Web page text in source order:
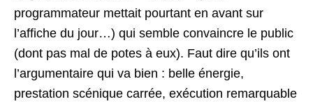
programmateur mettait pourtant en avant sur
l’affiche du jour…) qui semble convaincre le public
(dont pas mal de potes à eux). Faut dire qu’ils ont
l’argumentaire qui va bien : belle énergie,
prestation scénique carrée, exécution remarquable